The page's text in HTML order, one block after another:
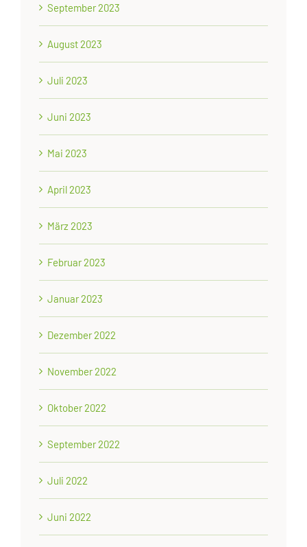
September 2023
August 2023
Juli 2023
Juni 2023
Mai 2023
April 2023
März 2023
Februar 2023
Januar 2023
Dezember 2022
November 2022
Oktober 2022
September 2022
Juli 2022
Juni 2022